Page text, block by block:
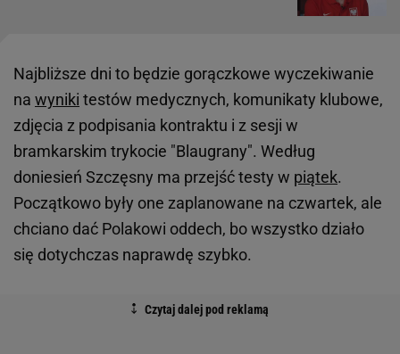
Najbliższe dni to będzie gorączkowe wyczekiwanie
na wyniki testów medycznych, komunikaty klubowe,
zdjęcia z podpisania kontraktu i z sesji w
bramkarskim trykocie "Blaugrany". Według
doniesień Szczęsny ma przejść testy w piątek.
Początkowo były one zaplanowane na czwartek, ale
chciano dać Polakowi oddech, bo wszystko działo
się dotychczas naprawdę szybko.